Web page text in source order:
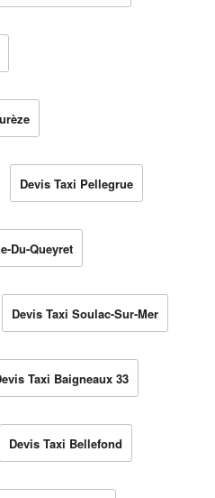
Devis Taxi Pellegrue
Du-Queyret
Devis Taxi Soulac-Sur-Mer
Taxi Baigneaux 33
Devis Taxi Bellefond